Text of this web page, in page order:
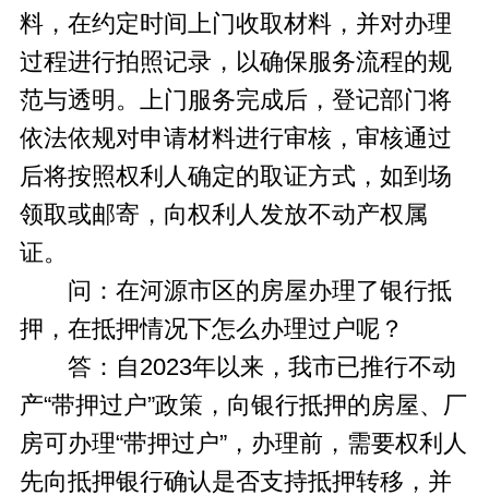
料，在约定时间上门收取材料，并对办理
过程进行拍照记录，以确保服务流程的规
范与透明。上门服务完成后，登记部门将
依法依规对申请材料进行审核，审核通过
后将按照权利人确定的取证方式，如到场
领取或邮寄，向权利人发放不动产权属
证。
问：在河源市区的房屋办理了银行抵
押，在抵押情况下怎么办理过户呢？
答：自2023年以来，我市已推行不动
产“带押过户”政策，向银行抵押的房屋、厂
房可办理“带押过户”，办理前，需要权利人
先向抵押银行确认是否支持抵押转移，并